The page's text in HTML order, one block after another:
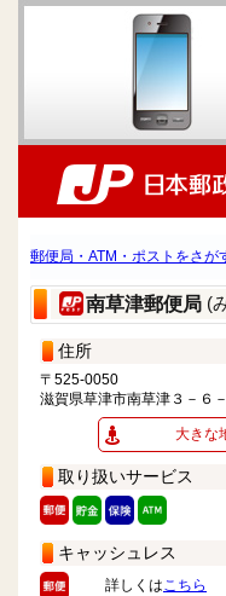
郵便局・ATM・ポストをさが
南草津郵便局 (
住所
〒525-0050
滋賀県草津市南草津３－６
大きな
取り扱いサービス
キャッシュレス
詳しくはこちら